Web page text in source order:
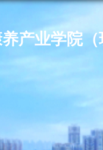
产业学院（